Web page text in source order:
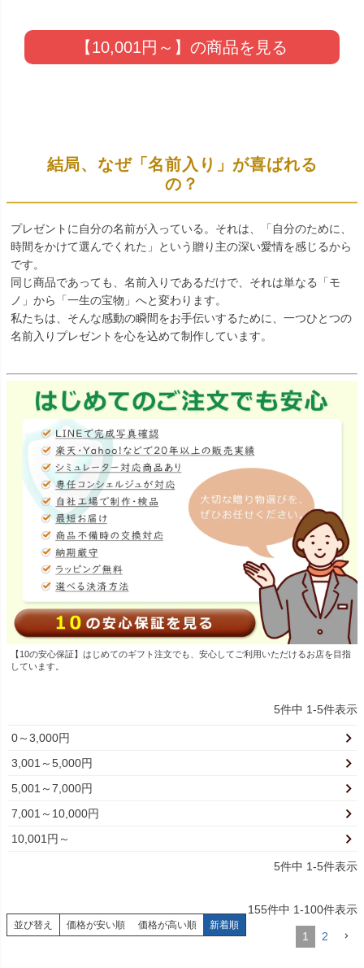
【10,001円～】の商品を見る
結局、なぜ「名前入り」が喜ばれる
の？
プレゼントに自分の名前が入っている。それは、「自分のために、
時間をかけて選んでくれた」という贈り主の深い愛情を感じるから
です。
同じ商品であっても、名前入りであるだけで、それは単なる「モ
ノ」から「一生の宝物」へと変わります。
私たちは、そんな感動の瞬間をお手伝いするために、一つひとつの
名前入りプレゼントを心を込めて制作しています。
【10の安心保証】はじめてのギフト注文でも、安心してご利用いただけるお店を目指
しています。
5件中 1-5件表示
0～3,000円
3,001～5,000円
5,001～7,000円
7,001～10,000円
10,001円～
5件中 1-5件表示
並び替え 価格が安い順 価格が高い順 新着順
155件中 1-100件表示
1 2